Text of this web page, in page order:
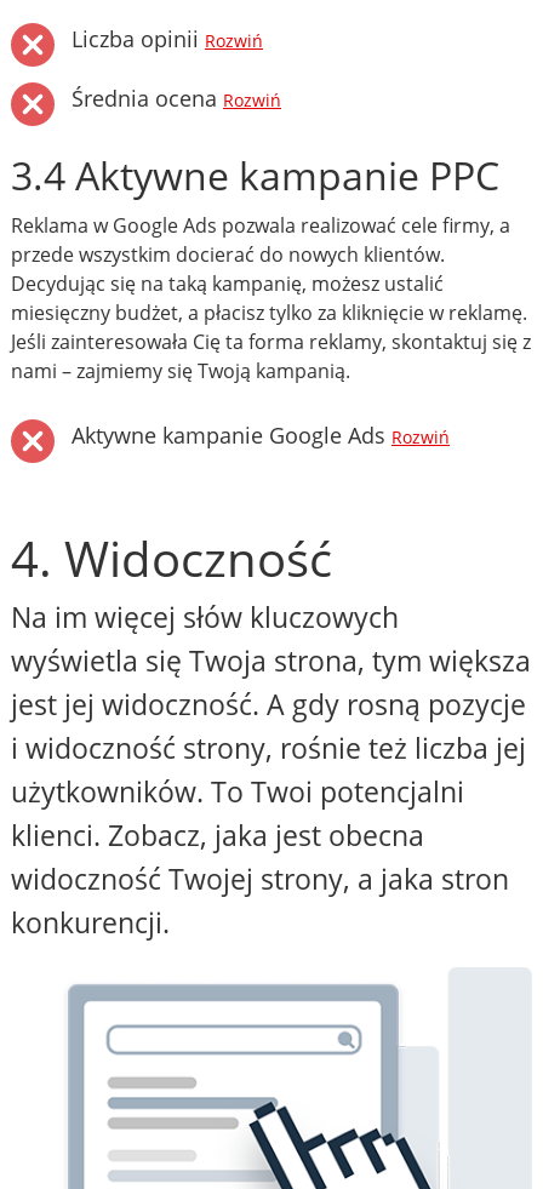
Liczba opinii Rozwiń
Średnia ocena Rozwiń
3.4 Aktywne kampanie PPC
Reklama w Google Ads pozwala realizować cele firmy, a
przede wszystkim docierać do nowych klientów.
Decydując się na taką kampanię, możesz ustalić
miesięczny budżet, a płacisz tylko za kliknięcie w reklamę.
Jeśli zainteresowała Cię ta forma reklamy, skontaktuj się z
nami – zajmiemy się Twoją kampanią.
Aktywne kampanie Google Ads Rozwiń
4. Widoczność
Na im więcej słów kluczowych
wyświetla się Twoja strona, tym większa
jest jej widoczność. A gdy rosną pozycje
i widoczność strony, rośnie też liczba jej
użytkowników. To Twoi potencjalni
klienci. Zobacz, jaka jest obecna
widoczność Twojej strony, a jaka stron
konkurencji.